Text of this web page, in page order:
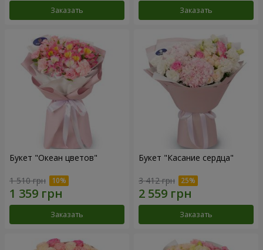
Заказать Заказать
Букет "Океан цветов"
1 510 грн
Заказать
Букет "Касание сердца"
3 412 грн
Заказать